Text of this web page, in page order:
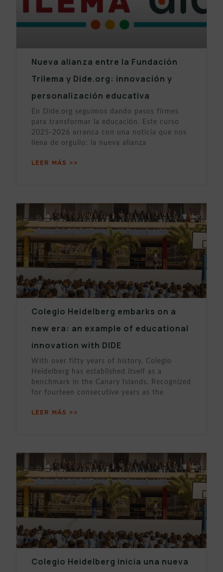
Nueva alianza entre la Fundación
Trilema y Dide.org: innovación y
personalización educativa
En Dide.org seguimos dando pasos firmes
para transformar la educación. Este curso
2025-2026 arranca con una noticia que nos
llena de orgullo: la nueva alianza
LEER MÁS >>
Colegio Heidelberg embarks on a
new era: an example of educational
innovation with DIDE
With over fifty years of history, Colegio
Heidelberg has established itself as a
benchmark in the Canary Islands. Recognized
for fourteen consecutive years as the
LEER MÁS >>
Colegio Heidelberg inicia una nueva